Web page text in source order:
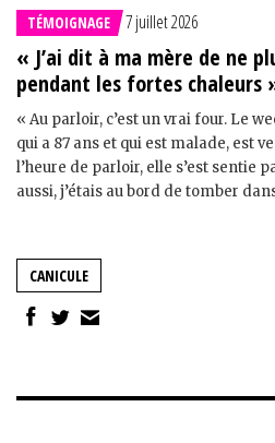
TÉMOIGNAGE 7 juillet 2026
« J’ai dit à ma mère de ne
pendant les fortes chaleurs
« Au parloir, c’est un vrai four. Le
qui a 87 ans et qui est malade, est
l’heure de parloir, elle s’est sentie
aussi, j’étais au bord de tomber
CANICULE